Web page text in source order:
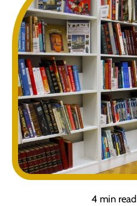
4 min read